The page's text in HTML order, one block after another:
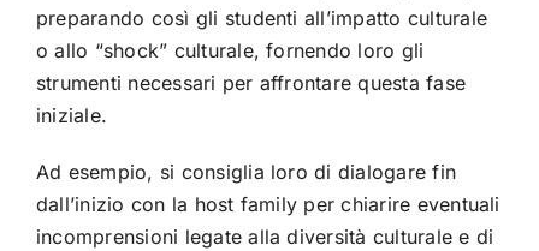
preparando così gli studenti all’impatto culturale
o allo “shock” culturale, fornendo loro gli
strumenti necessari per affrontare questa fase
iniziale.
Ad esempio, si consiglia loro di dialogare fin
dall’inizio con la host family per chiarire eventuali
incomprensioni legate alla diversità culturale e di